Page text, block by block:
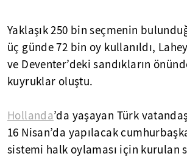
Yaklaşık 250 bin seçmenin
üç günde 72 bin oy kullanıldı,
ve Deventer’deki sandıkların
kuyruklar oluştu.
Hollanda’da yaşayan Türk
16 Nisan’da yapılacak
sistemi halk oylaması için kurulan